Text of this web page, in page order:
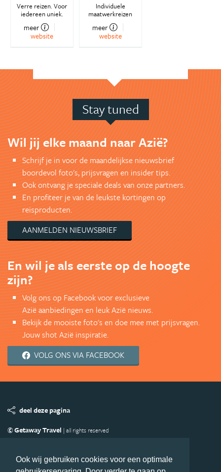
Ook wij gebruiken cookies voor een optimale
Verre reizen. Voor
iedereen uniek.
meer
website
Individuele
maatwerkreizen
meer
website
Stay tuned
Wil jij elke maand naar Azië?
Schrijf je in voor de maandelijkse nieuwsbrief
boordevol foto's, prijsvragen en insider tips.
Ook ontvang je speciale deals van onze partners.
En profiteer je van de leukste kortingen op
reisproducten.
AANMELDEN NIEUWSBRIEF
En wil je als eerste op de hoogte
zijn?
Volg ons op Facebook voor exclusieve
Azië aanbiedingen en leuk Azië nieuws.
Bekijk de mooiste foto's en doe mee met prijsvragen.
Jouw shot Azië inspiratie.
VOLG ONS VIA FACEBOOK
deel deze pagina
© Getaway Travel | all rights reserved
Copyright
Privacy statement Disclaimer
Cookies